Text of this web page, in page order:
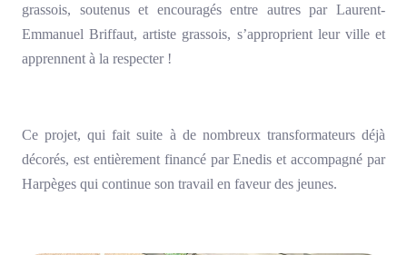
grassois, soutenus et encouragés entre autres par Laurent-
Emmanuel Briffaut, artiste grassois, s’approprient leur ville et
apprennent à la respecter !
Ce projet, qui fait suite à de nombreux transformateurs déjà
décorés, est entièrement financé par Enedis et accompagné par
Harpèges qui continue son travail en faveur des jeunes.